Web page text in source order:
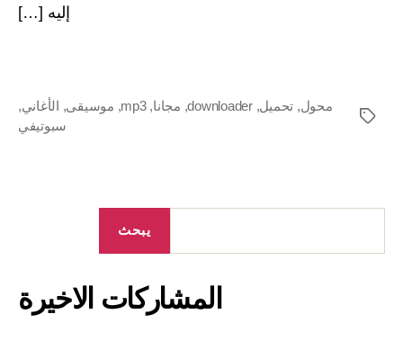
Downloaderإليه […]
العلامات
محول ,تحميل ,
downloader
,مجانا,
mp3
, موسيقى,الأغاني,
سبوتيفي
المشاركات الاخيرة